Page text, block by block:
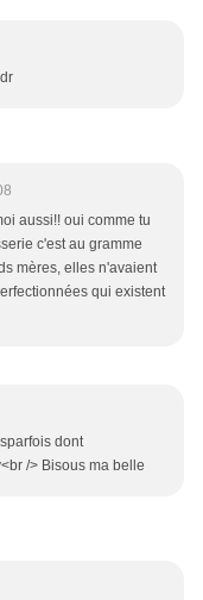
aussi!! oui comme tu
c'est au gramme
mères, elles n'avaient
qui existent
dont
/> Bisous ma belle